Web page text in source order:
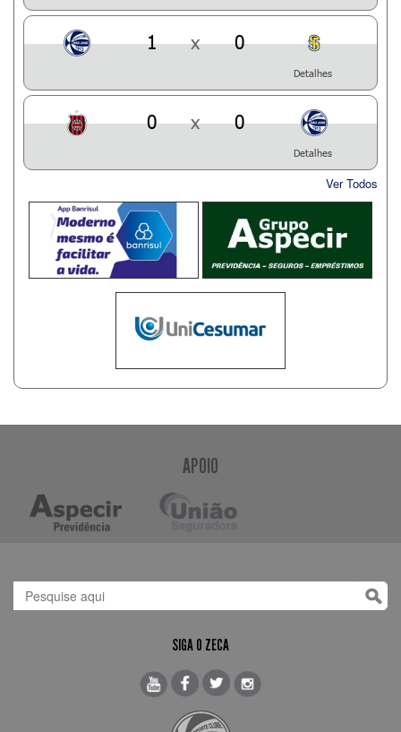
1 x 0
Detalhes
0 x 0
Detalhes
Ver Todos
APOIO
SIGA O ZECA